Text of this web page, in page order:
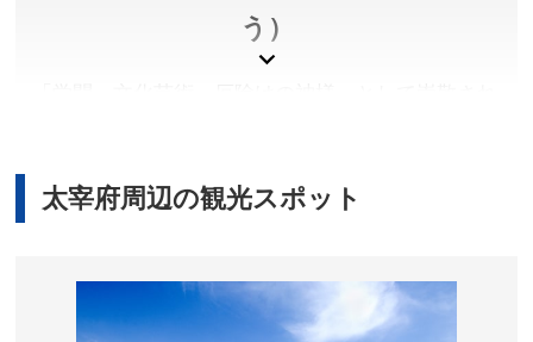
う）
１０００万人もの参拝者が訪れます。参道に土産店
名物。焼きたてのおいしさは格別です。
太宰府周辺の観光スポット